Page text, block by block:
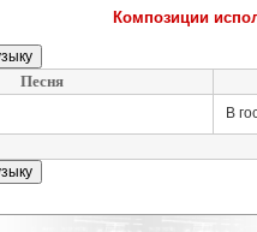
Композиции
Песня
В